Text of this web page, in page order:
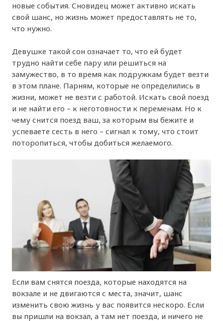
новые события. Сновидец может активно искать
свой шанс, но жизнь может предоставлять не то,
что нужно.
Девушке такой сон означает то, что ей будет
трудно найти себе пару или решиться на
замужество, в то время как подружкам будет везти
в этом плане. Парням, которые не определились в
жизни, может не везти с работой. Искать свой поезд
и не найти его – к неготовности к переменам. Но к
чему снится поезд ваш, за которым вы бежите и
успеваете сесть в него – сигнал к тому, что стоит
поторопиться, чтобы добиться желаемого.
Если вам снятся поезда, которые находятся на
вокзале и не двигаются с места, значит, шанс
изменить свою жизнь у вас появится нескоро. Если
вы пришли на вокзал, а там нет поезда, и ничего не